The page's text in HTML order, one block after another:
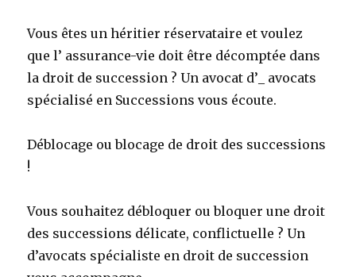
Vous êtes un héritier réservataire et voulez
que l’ assurance-vie doit être décomptée dans
la droit de succession ? Un avocat d’_ avocats
spécialisé en Successions vous écoute.
Déblocage ou blocage de droit des successions
!
Vous souhaitez débloquer ou bloquer une droit
des successions délicate, conflictuelle ? Un
d’avocats spécialiste en droit de succession